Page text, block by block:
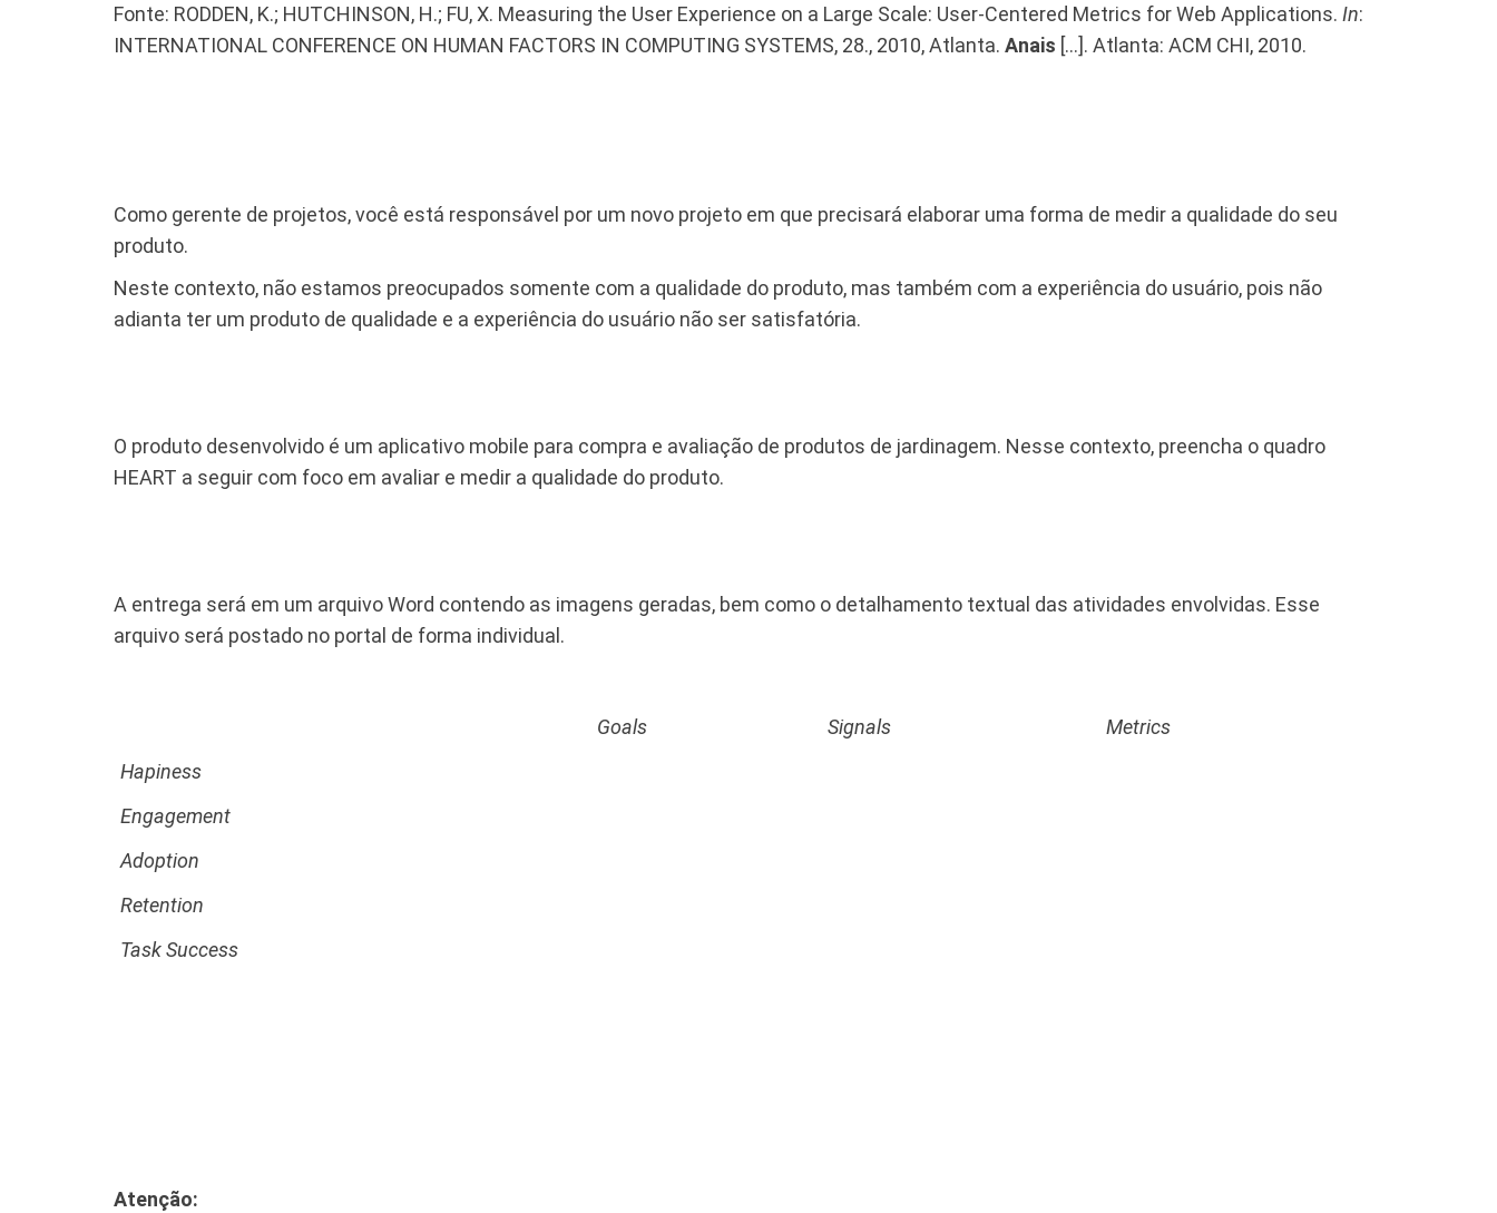
Fonte: RODDEN, K.; HUTCHINSON, H.; FU, X. Measuring the User Experience on a Large Scale: User-Centered Metrics for Web Applications. In:
INTERNATIONAL CONFERENCE ON HUMAN FACTORS IN COMPUTING SYSTEMS, 28., 2010, Atlanta. Anais […]. Atlanta: ACM CHI, 2010.
Como gerente de projetos, você está responsável por um novo projeto em que precisará elaborar uma forma de medir a qualidade do seu
produto.
Neste contexto, não estamos preocupados somente com a qualidade do produto, mas também com a experiência do usuário, pois não
adianta ter um produto de qualidade e a experiência do usuário não ser satisfatória.
O produto desenvolvido é um aplicativo mobile para compra e avaliação de produtos de jardinagem. Nesse contexto, preencha o quadro
HEART a seguir com foco em avaliar e medir a qualidade do produto.
A entrega será em um arquivo Word contendo as imagens geradas, bem como o detalhamento textual das atividades envolvidas. Esse
arquivo será postado no portal de forma individual.
Goals Signals
Metrics
Hapiness
Engagement
Adoption
Retention
Task Success
Atenção: